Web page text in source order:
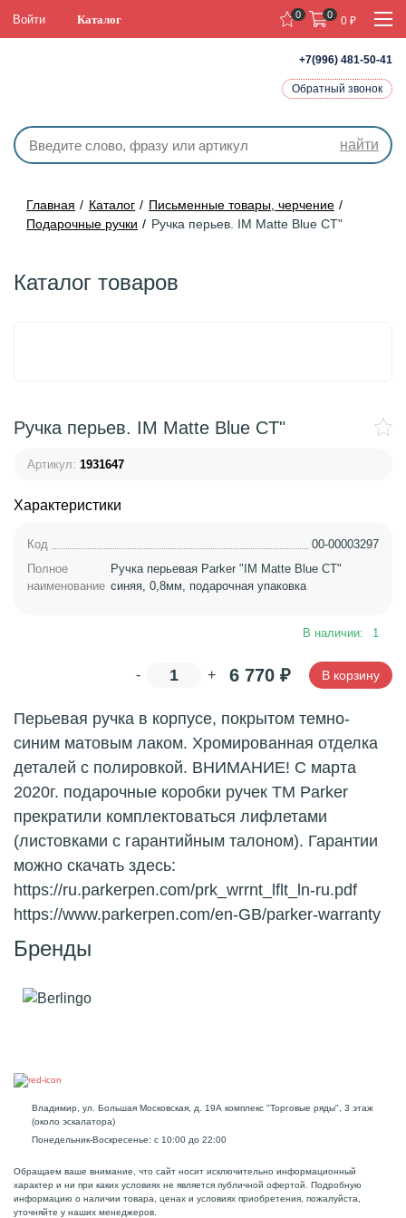
+7(996) 481-50-41
Обратный звонок
Войти Каталог
найти
0 0
0 ₽
Главная Каталог
Письменные товары, черчение
Подарочные ручки
Ручка перьев. IM Matte Blue CT"
Каталог товаров
Ручка перьев. IM Matte Blue CT"
Артикул: 1931647
Характеристики
Код
00-00003297
Полное
наименование
Ручка перьевая Parker "IM Matte Blue CT"
синяя, 0,8мм, подарочная упаковка
В наличии: 1
- + 6 770 ₽ В корзину
Перьевая ручка в корпусе, покрытом темно-
синим матовым лаком. Хромированная отделка
деталей с полировкой. ВНИМАНИЕ! С марта
2020г. подарочные коробки ручек ТМ Parker
прекратили комплектоваться лифлетами
(листовками с гарантийным талоном). Гарантии
можно скачать здесь:
https://ru.parkerpen.com/prk_wrrnt_lflt_ln-ru.pdf
https://www.parkerpen.com/en-GB/parker-warranty
Бренды
Владимир, ул. Большая Московская, д. 19А комплекс "Торговые ряды", 3 этаж
(около эскалатора)
Понедельник-Воскресенье: с 10:00 до 22:00
Обращаем ваше внимание, что сайт носит исключительно информационный
характер и ни при каких условиях не является публичной офертой. Подробную
информацию о наличии товара, ценах и условиях приобретения, пожалуйста,
уточняйте у наших менеджеров.